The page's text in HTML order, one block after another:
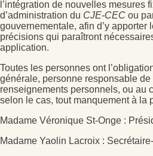
l’intégration de nouvelles mesures
d’administration du CJE-CEC ou
gouvernementale, afin d’y apporter
précisions qui paraîtront
application.
Toutes les personnes ont
générale, personne responsable
renseignements personnels, ou au
selon le cas, tout manquement à la
Madame Véronique St-Onge :
Madame Yaolin Lacroix :